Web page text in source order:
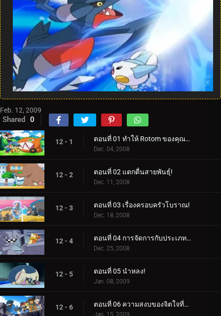
Feb. 12, 2009
Shared 0
12 - 1 ตอนที่ 01 ทำให้ Rotom ของคุณทำงาน!
Dec. 04, 2008
12 - 2 ตอนที่ 02 แตกตื่นสายพันธุ์!
Dec. 11, 2008
12 - 3 ตอนที่ 03 เรื่องครอบครัวโบราณ!
Dec. 18, 2008
12 - 4 ตอนที่ 04 การจัดการกับประเภทการป้องกัน!
Dec. 25, 2008
12 - 5 ตอนที่ 05 นำหลง!
Jan. 08, 2009
12 - 6 ตอนที่ 06 ความสงบของจิตใจที่แข็งแกร่ง!
Jan. 15, 2009